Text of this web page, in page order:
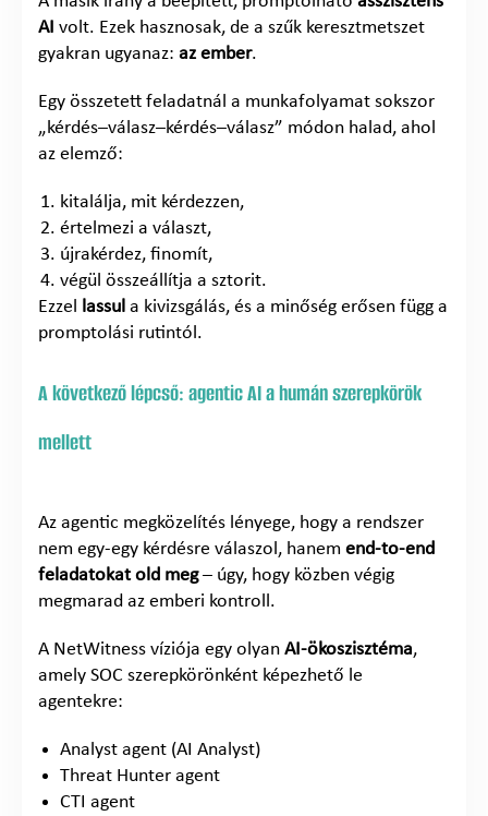
AI volt. Ezek hasznosak, de a szűk keresztmetszet
gyakran ugyanaz: az ember.
Egy összetett feladatnál a munkafolyamat sokszor
„kérdés–válasz–kérdés–válasz” módon halad, ahol
az elemző:
kitalálja, mit kérdezzen,
értelmezi a választ,
újrakérdez, finomít,
végül összeállítja a sztorit.
Ezzel lassul a kivizsgálás, és a minőség erősen függ a
promptolási rutintól.
A következő lépcső: agentic AI a humán szerepkörök
mellett
Az agentic megközelítés lényege, hogy a rendszer
nem egy-egy kérdésre válaszol, hanem end-to-end
feladatokat old meg– úgy, hogy közben végig
megmarad az emberi kontroll.
A NetWitness víziója egy olyan AI-ökoszisztéma,
amely SOC szerepkörönként képezhető le
agentekre:
Analyst agent (AI Analyst)
Threat Hunter agent
CTI agent